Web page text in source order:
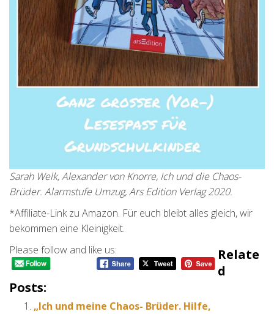
Sarah Welk, Alexander von Knorre, Ich und die Chaos-
Brüder. Alarmstufe Umzug, Ars Edition Verlag 2020.
*Affiliate-Link zu Amazon. Für euch bleibt alles gleich, wir
bekommen eine Kleinigkeit.
Please follow and like us:
Relate
D
Posts:
„Ich und meine Chaos- Brüder. Hilfe,